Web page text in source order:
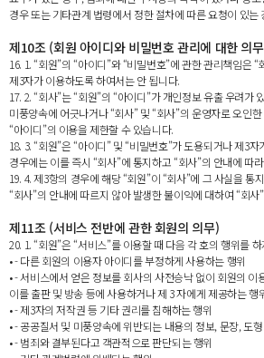
경우 또는 기타관계 법령에서 정한 절차에 따른 요청이 있
제10조 (회원 아이디와 비밀번호 관리에 대한 의
16. 1. “회원”의 “아이디”와 “비밀번호”에 관한 관리책임은
제3자가 이용하도록 하여서는 안 됩니다.
17. 2. “회사”는 “회원”의 “아이디”가 개인정보 유출 우려가
미풍양속에 어긋나거나 “회사” 및 “회사”의 운영자로 오인
“아이디”의 이용을 제한할 수 있습니다.
18. 3. “회원”은 “아이디” 및 “비밀번호”가 도용되거나 제3
경우에는 이를 즉시 “회사”에 통지하고 “회사”의 안내에 따
19. 4. 제3항의 경우에 해당 “회원”이 “회사”에 그 사실을 통
“회사”의 안내에 따르지 않아 발생한 불이익에 대하여 “회
제11조 (서비스 전반에 관한 회원의 의무)
20. 1. “회원”은 “서비스”를 이용할 때 다음 각 호의 행위를
• - 다른 회원의 이용자 아이디를 부정하게 사용하는 행위
• - 서비스에서 얻은 정보를 회사의 사전승낙 없이 회원의
이를 출판 및 방송 등에 사용하거나 제 3 자에게 제공하는 행
• - 제3자의 저작권 등 기타 권리를 침해하는 행위
• - 공공질서 및 미풍양속에 위반되는 내용의 정보, 문장, 도
• - 범죄와 결부된다고 객관적으로 판단되는 행위